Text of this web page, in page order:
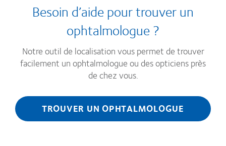
Besoin d’aide pour trouver un
ophtalmologue ?
Notre outil de localisation vous permet de trouver
facilement un ophtalmologue ou des opticiens près
de chez vous.
TROUVER UN OPHTALMOLOGUE